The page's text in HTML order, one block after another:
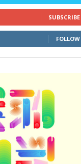
SUBSCRIBE
FOLLOW